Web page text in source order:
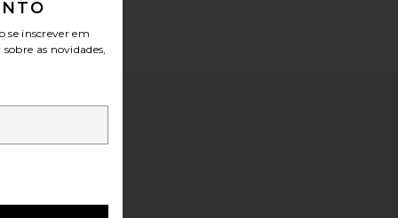
se inscrever em
as novidades,